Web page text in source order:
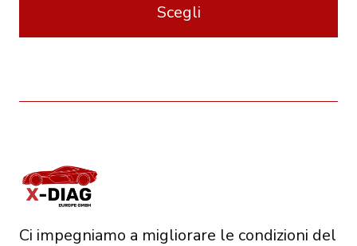
Scegli
ha
Le
opzioni
possono
Ci impegniamo a migliorare le condizioni del